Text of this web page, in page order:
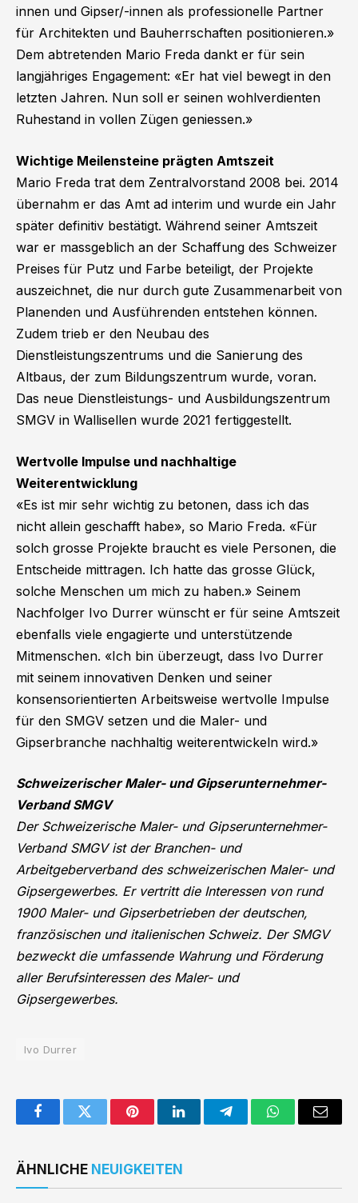
innen und Gipser/-innen als professionelle Partner
für Architekten und Bauherrschaften positionieren.»
Dem abtretenden Mario Freda dankt er für sein
langjähriges Engagement: «Er hat viel bewegt in den
letzten Jahren. Nun soll er seinen wohlverdienten
Ruhestand in vollen Zügen geniessen.»
Wichtige Meilensteine prägten Amtszeit
Mario Freda trat dem Zentralvorstand 2008 bei. 2014
übernahm er das Amt ad interim und wurde ein Jahr
später definitiv bestätigt. Während seiner Amtszeit
war er massgeblich an der Schaffung des Schweizer
Preises für Putz und Farbe beteiligt, der Projekte
auszeichnet, die nur durch gute Zusammenarbeit von
Planenden und Ausführenden entstehen können.
Zudem trieb er den Neubau des
Dienstleistungszentrums und die Sanierung des
Altbaus, der zum Bildungszentrum wurde, voran.
Das neue Dienstleistungs- und Ausbildungszentrum
SMGV in Wallisellen wurde 2021 fertiggestellt.
Wertvolle Impulse und nachhaltige
Weiterentwicklung
«Es ist mir sehr wichtig zu betonen, dass ich das
nicht allein geschafft habe», so Mario Freda. «Für
solch grosse Projekte braucht es viele Personen, die
Entscheide mittragen. Ich hatte das grosse Glück,
solche Menschen um mich zu haben.» Seinem
Nachfolger Ivo Durrer wünscht er für seine Amtszeit
ebenfalls viele engagierte und unterstützende
Mitmenschen. «Ich bin überzeugt, dass Ivo Durrer
mit seinem innovativen Denken und seiner
konsensorientierten Arbeitsweise wertvolle Impulse
für den SMGV setzen und die Maler- und
Gipserbranche nachhaltig weiterentwickeln wird.»
Schweizerischer Maler- und Gipserunternehmer-
Verband SMGV
Der Schweizerische Maler- und Gipserunternehmer-
Verband SMGV ist der Branchen- und
Arbeitgeberverband des schweizerischen Maler- und
Gipsergewerbes. Er vertritt die Interessen von rund
1900 Maler- und Gipserbetrieben der deutschen,
französischen und italienischen Schweiz. Der SMGV
bezweckt die umfassende Wahrung und Förderung
aller Berufsinteressen des Maler- und
Gipsergewerbes.
Ivo Durrer
FacebookTwitter PinterestLinkedInTelegramWhatsAppEmail
ÄHNLICHE NEUIGKEITEN